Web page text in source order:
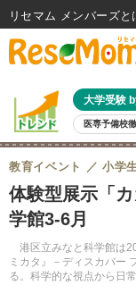
大学受験
医専予備校
親子で考える大学選び
共通テスト 夏休み
8月開催イベント・WS
自由研究教材（小学生向け）
体験型展示「
学館3-6月
港区立みなと科学館は
ミカタ』－ディスカバー
る。科学的な視点から日
教育イベント 小学
リセマム メンバーズ